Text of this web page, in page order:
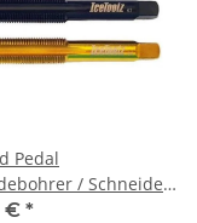
Pedal
/ Schneider
€ *